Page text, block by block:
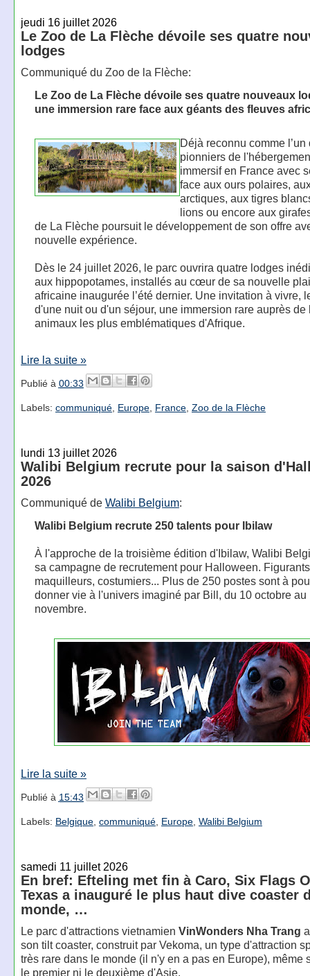
jeudi 16 juillet 2026
Le Zoo de La Flèche dévoile ses quatre
lodges
Communiqué du Zoo de la Flèche:
Le Zoo de La Flèche dévoile ses quatre nouveaux
une immersion rare face aux géants des fleuves
Déjà reconnu comme l’un
pionniers de
immersif en France avec
face aux ours polaires,
arctiques, aux tigres
lions ou encore aux
de La Flèche poursuit le développement de son offre
nouvelle expérience.
Dès le 24 juillet 2026, le parc ouvrira quatre lodges
aux hippopotames, installés au cœur de sa nouvelle
africaine inaugurée l’été dernier. Une invitation à vivre,
d'une nuit ou d'un séjour, une immersion rare auprès de
animaux les plus emblématiques d'Afrique.
Lire la suite »
Publié à 00:33
Labels: communiqué, Europe, France, Zoo de la Flèche
lundi 13 juillet 2026
Walibi Belgium recrute pour la saison
2026
Communiqué de Walibi Belgium:
Walibi Belgium recrute 250 talents pour Ibilaw
À l'approche de la troisième édition d'Ibilaw, Walibi
sa campagne de recrutement pour Halloween.
maquilleurs, costumiers... Plus de 250 postes sont à
donner vie à l'univers imaginé par Bill, du 10 octobre au
novembre.
Lire la suite »
Publié à 15:43
Labels: Belgique, communiqué, Europe, Walibi Belgium
samedi 11 juillet 2026
En bref: Efteling met fin à Caro, Six Flags
Texas a inauguré le plus haut dive coaster
monde, …
Le parc d'attractions vietnamien VinWonders Nha Trang
son tilt coaster, construit par Vekoma, un type d'attraction
très rare dans le monde (il n'y en a pas en Europe), même
le premier ni le deuxième d'Asie.